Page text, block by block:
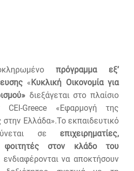
πρόγραμμα εξ’
«Κυκλική Οικονομία για
διεξάγεται στο πλαίσιο
Greece «Εφαρμογή της
στην Ελλάδα».Το εκπαιδευτικό
σε επιχειρηματίες,
φοιτητές στον κλάδο του
ενδιαφέρονται να αποκτήσουν